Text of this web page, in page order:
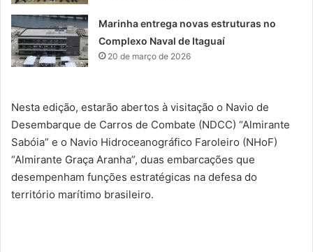
Marinha entrega novas estruturas no
Complexo Naval de Itaguaí
20 de março de 2026
Nesta edição, estarão abertos à visitação o Navio de
Desembarque de Carros de Combate (NDCC) “Almirante
Sabóia” e o Navio Hidroceanográfico Faroleiro (NHoF)
“Almirante Graça Aranha”, duas embarcações que
desempenham funções estratégicas na defesa do
território marítimo brasileiro.